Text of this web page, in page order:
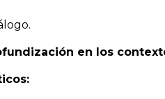
en los